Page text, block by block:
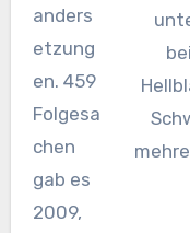
anders
etzung
en. 459
Folgesa
chen
gab es
2009,